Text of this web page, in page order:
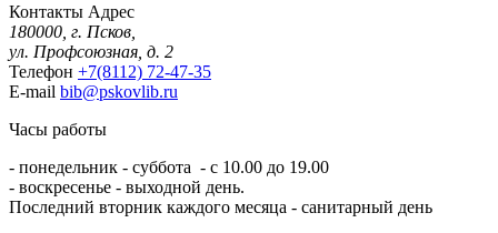
Контакты Адрес
180000, г. Псков,
ул. Профсоюзная, д. 2
Телефон +7(8112) 72-47-35
E-mail bib@pskovlib.ru
Часы работы
- понедельник - суббота - с 10.00 до 19.00
- воскресенье - выходной день.
Последний вторник каждого месяца - санитарный день